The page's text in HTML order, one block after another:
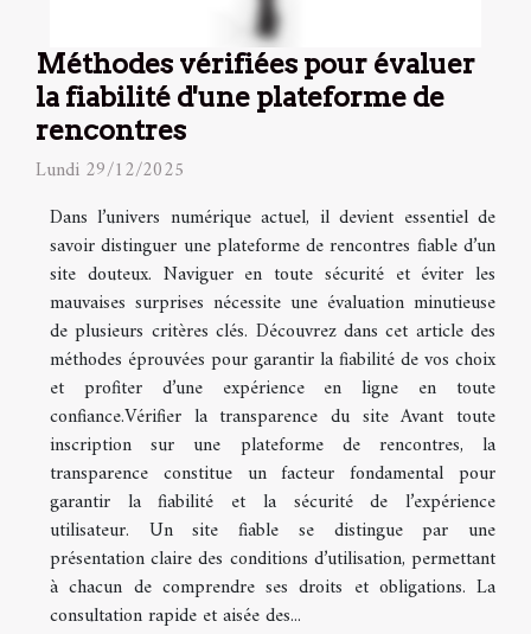
Méthodes vérifiées pour évaluer
la fiabilité d'une plateforme de
rencontres
Lundi 29/12/2025
Dans l’univers numérique actuel, il devient essentiel de
savoir distinguer une plateforme de rencontres fiable d’un
site douteux. Naviguer en toute sécurité et éviter les
mauvaises surprises nécessite une évaluation minutieuse
de plusieurs critères clés. Découvrez dans cet article des
méthodes éprouvées pour garantir la fiabilité de vos choix
et profiter d’une expérience en ligne en toute
confiance.Vérifier la transparence du site Avant toute
inscription sur une plateforme de rencontres, la
transparence constitue un facteur fondamental pour
garantir la fiabilité et la sécurité de l’expérience
utilisateur. Un site fiable se distingue par une
présentation claire des conditions d’utilisation, permettant
à chacun de comprendre ses droits et obligations. La
consultation rapide et aisée des...